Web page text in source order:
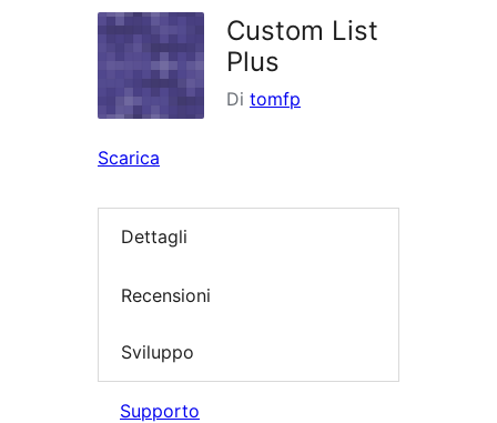
Custom List
Plus
Di tomfp
Scarica
Dettagli
Recensioni
Sviluppo
Supporto